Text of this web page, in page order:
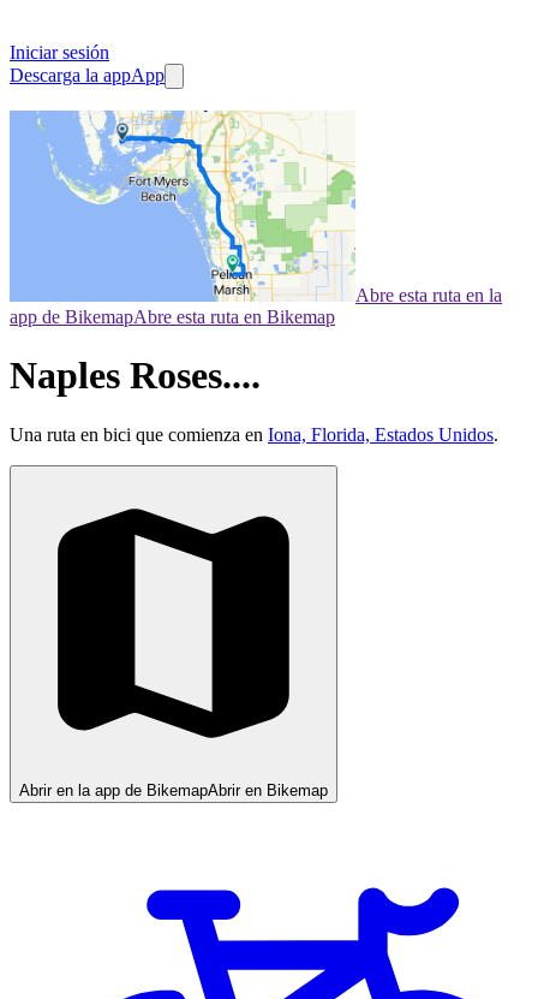
Iniciar sesión
Descarga la appApp
Abre esta ruta en la
app de BikemapAbre esta ruta en Bikemap
Naples Roses....
Una ruta en bici que comienza en Iona, Florida, Estados Unidos.
Abrir en la app de BikemapAbrir en Bikemap